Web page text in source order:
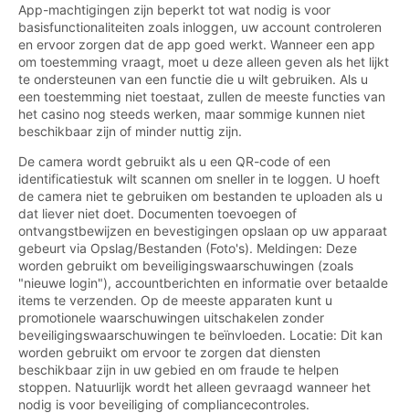
App-machtigingen zijn beperkt tot wat nodig is voor
basisfunctionaliteiten zoals inloggen, uw account controleren
en ervoor zorgen dat de app goed werkt. Wanneer een app
om toestemming vraagt, moet u deze alleen geven als het lijkt
te ondersteunen van een functie die u wilt gebruiken. Als u
een toestemming niet toestaat, zullen de meeste functies van
het casino nog steeds werken, maar sommige kunnen niet
beschikbaar zijn of minder nuttig zijn.
De camera wordt gebruikt als u een QR-code of een
identificatiestuk wilt scannen om sneller in te loggen. U hoeft
de camera niet te gebruiken om bestanden te uploaden als u
dat liever niet doet. Documenten toevoegen of
ontvangstbewijzen en bevestigingen opslaan op uw apparaat
gebeurt via Opslag/Bestanden (Foto's). Meldingen: Deze
worden gebruikt om beveiligingswaarschuwingen (zoals
"nieuwe login"), accountberichten en informatie over betaalde
items te verzenden. Op de meeste apparaten kunt u
promotionele waarschuwingen uitschakelen zonder
beveiligingswaarschuwingen te beïnvloeden. Locatie: Dit kan
worden gebruikt om ervoor te zorgen dat diensten
beschikbaar zijn in uw gebied en om fraude te helpen
stoppen. Natuurlijk wordt het alleen gevraagd wanneer het
nodig is voor beveiliging of compliancecontroles.